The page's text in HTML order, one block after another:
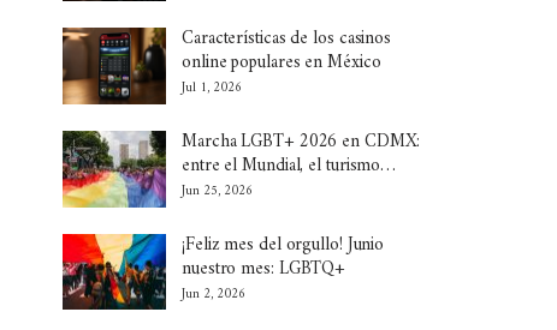
Características de los casinos
online populares en México
Jul 1, 2026
Marcha LGBT+ 2026 en CDMX:
entre el Mundial, el turismo…
Jun 25, 2026
¡Feliz mes del orgullo! Junio
nuestro mes: LGBTQ+
Jun 2, 2026